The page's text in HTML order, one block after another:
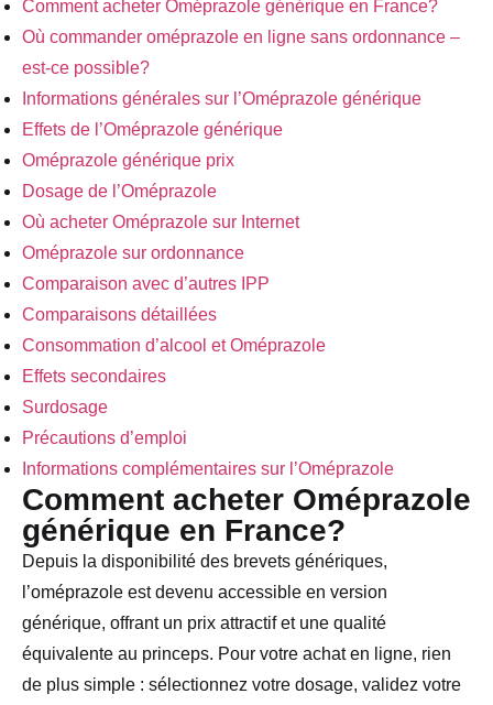
Comment acheter Oméprazole générique en France?
Où commander oméprazole en ligne sans ordonnance –
est-ce possible?
Informations générales sur l’Oméprazole générique
Effets de l’Oméprazole générique
Oméprazole générique prix
Dosage de l’Oméprazole
Où acheter Oméprazole sur Internet
Oméprazole sur ordonnance
Comparaison avec d’autres IPP
Comparaisons détaillées
Consommation d’alcool et Oméprazole
Effets secondaires
Surdosage
Précautions d’emploi
Informations complémentaires sur l’Oméprazole
Comment acheter Oméprazole
générique en France?
Depuis la disponibilité des brevets génériques,
l’oméprazole est devenu accessible en version
générique, offrant un prix attractif et une qualité
équivalente au princeps. Pour votre achat en ligne, rien
de plus simple : sélectionnez votre dosage, validez votre